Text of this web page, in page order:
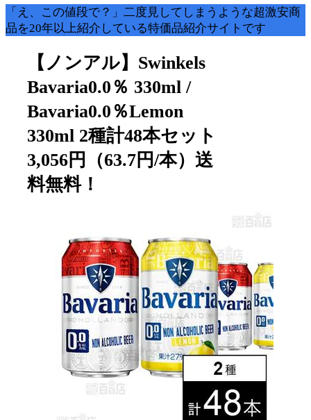
「え、この値段で？」二度見してしまうような超激安商
品を20年以上紹介している特価品紹介サイトです
【ノンアル】Swinkels
Bavaria0.0％ 330ml /
Bavaria0.0％Lemon
330ml 2種計48本セット
3,056円（63.7円/本）送
料無料！